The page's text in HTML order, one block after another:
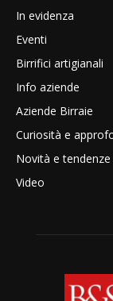
In evidenza
Eventi
Birrifici artigianali
Info aziende
Aziende Birraie
Curiosità e
Novità e tendenze
Video